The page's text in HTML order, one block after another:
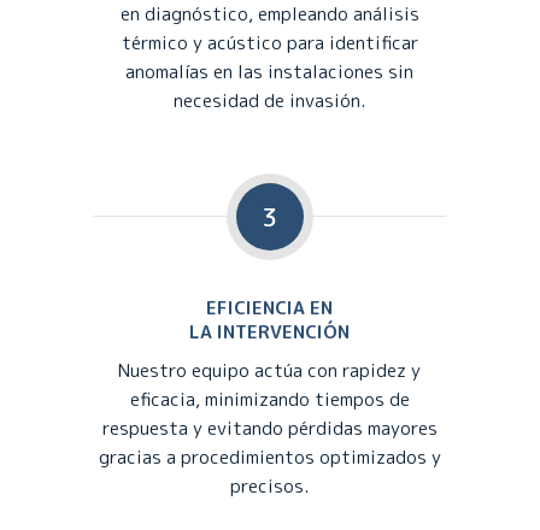
en diagnóstico, empleando análisis
térmico y acústico para identificar
anomalías en las instalaciones sin
necesidad de invasión.
3
EFICIENCIA EN
LA INTERVENCIÓN
Nuestro equipo actúa con rapidez y
eficacia, minimizando tiempos de
respuesta y evitando pérdidas mayores
gracias a procedimientos optimizados y
precisos.